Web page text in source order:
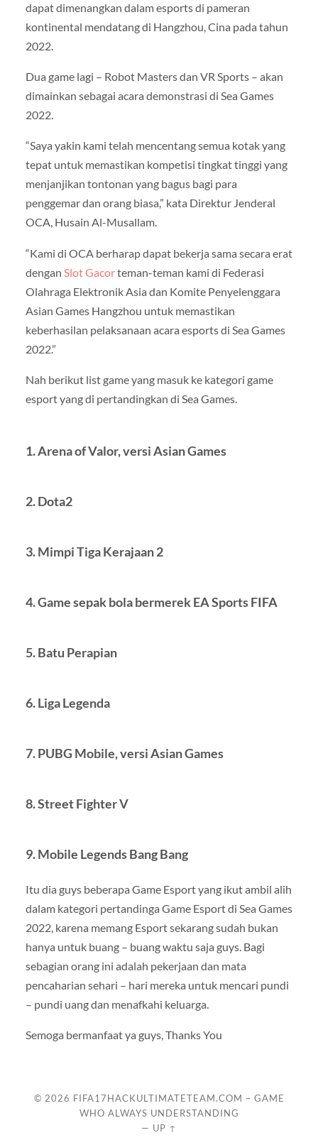
dapat dimenangkan dalam esports di pameran
kontinental mendatang di Hangzhou, Cina pada tahun
2022.
Dua game lagi – Robot Masters dan VR Sports – akan
dimainkan sebagai acara demonstrasi di Sea Games
2022.
“Saya yakin kami telah mencentang semua kotak yang
tepat untuk memastikan kompetisi tingkat tinggi yang
menjanjikan tontonan yang bagus bagi para
penggemar dan orang biasa,” kata Direktur Jenderal
OCA, Husain Al-Musallam.
“Kami di OCA berharap dapat bekerja sama secara erat
dengan Slot Gacorteman-teman kami di Federasi
Olahraga Elektronik Asia dan Komite Penyelenggara
Asian Games Hangzhou untuk memastikan
keberhasilan pelaksanaan acara esports di Sea Games
2022.”
Nah berikut list game yang masuk ke kategori game
esport yang di pertandingkan di Sea Games.
1. Arena of Valor, versi Asian Games
2. Dota2
3. Mimpi Tiga Kerajaan 2
4. Game sepak bola bermerek EA Sports FIFA
5. Batu Perapian
6. Liga Legenda
7. PUBG Mobile, versi Asian Games
8. Street Fighter V
9. Mobile Legends Bang Bang
Itu dia guys beberapa Game Esport yang ikut ambil alih
dalam kategori pertandinga Game Esport di Sea Games
2022, karena memang Esport sekarang sudah bukan
hanya untuk buang – buang waktu saja guys. Bagi
sebagian orang ini adalah pekerjaan dan mata
pencaharian sehari – hari mereka untuk mencari pundi
– pundi uang dan menafkahi keluarga.
Semoga bermanfaat ya guys, Thanks You
© 2026 FIFA17HACKULTIMATETEAM.COM – GAME
WHO ALWAYS UNDERSTANDING
— UP ↑